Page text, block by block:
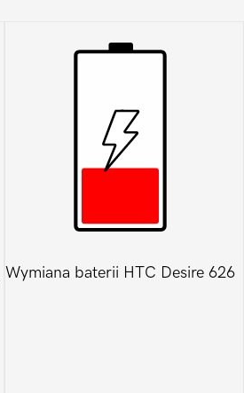
Wymiana baterii HTC Desire 626